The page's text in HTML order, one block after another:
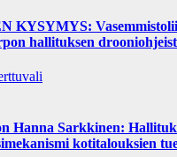
KYSYMYS:
hallituksen
Hanna Sarkkinen:
kotitalouksien